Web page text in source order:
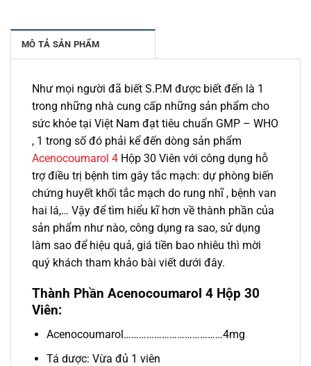
MÔ TẢ SẢN PHẨM
Như mọi người đã biết S.P.M được biết đến là 1
trong những nhà cung cấp những sản phẩm cho
sức khỏe tại Việt Nam đạt tiêu chuẩn GMP – WHO
, 1 trong số đó phải kể đến dòng sản phẩm
Acenocoumarol 4 Hộp 30 Viên với công dụng hỗ
trợ điều trị bệnh tim gây tắc mạch: dự phòng biến
chứng huyết khối tắc mạch do rung nhĩ , bệnh van
hai lá,… Vậy để tìm hiểu kĩ hơn về thành phần của
sản phẩm như nào, công dụng ra sao, sử dụng
làm sao để hiệu quả, giá tiền bao nhiêu thì mời
quý khách tham khảo bài viết dưới đây.
Thành Phần Acenocoumarol 4 Hộp 30
Viên:
Acenocoumarol…………………………………4mg
Tá dược: Vừa đủ 1 viên